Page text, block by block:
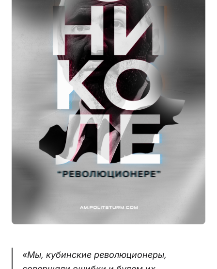
«Мы, кубинские революционеры,